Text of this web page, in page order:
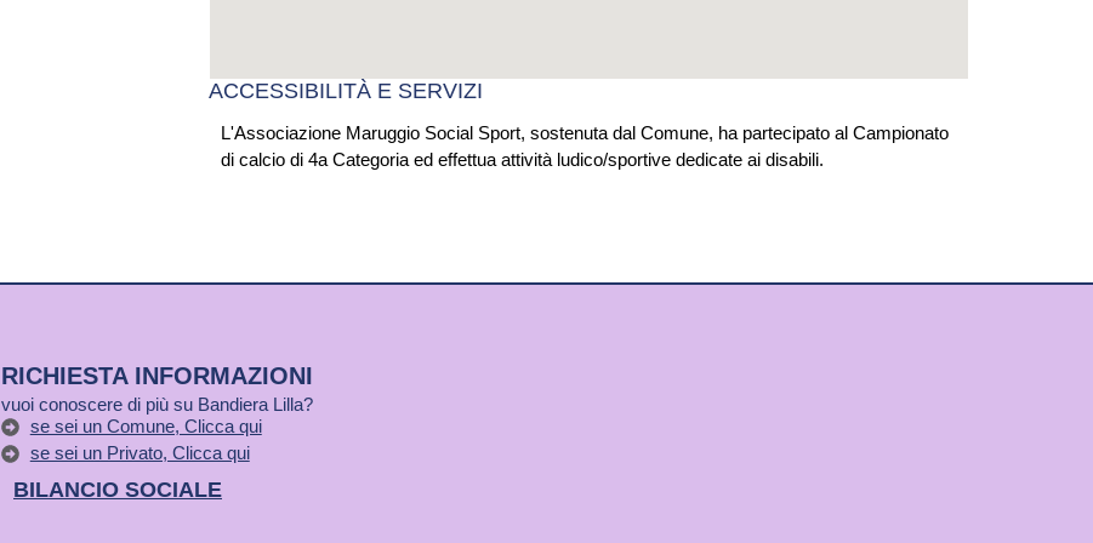
ACCESSIBILITÀ E SERVIZI
L'Associazione Maruggio Social Sport, sostenuta dal Comune, ha partecipato al Campionato
di calcio di 4a Categoria ed effettua attività ludico/sportive dedicate ai disabili.
RICHIESTA INFORMAZIONI
vuoi conoscere di più su Bandiera Lilla?
se sei un Comune, Clicca qui
se sei un Privato, Clicca qui
BILANCIO SOCIALE